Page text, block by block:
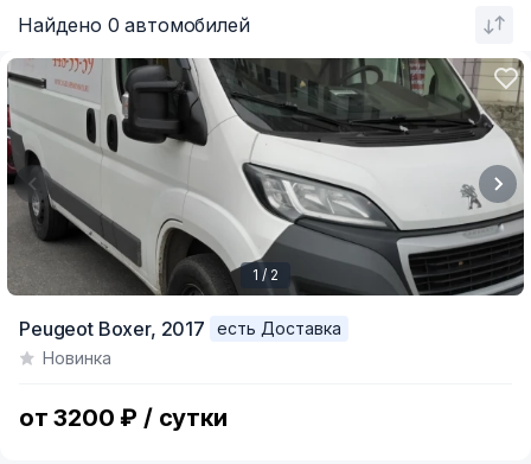
Найдено 0 автомобилей
of
1 / 2
Peugeot Boxer, 2017
есть Доставка
Новинка
от 3200 ₽ / сутки